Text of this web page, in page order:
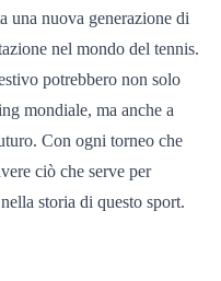
una nuova generazione di
nel mondo del tennis.
potrebbero non solo
mondiale, ma anche a
Con ogni torneo che
ciò che serve per
storia di questo sport.